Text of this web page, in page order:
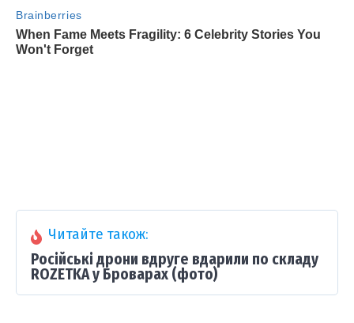
Читайте також:
Російські дрони вдруге вдарили по складу
ROZETKA у Броварах (фото)